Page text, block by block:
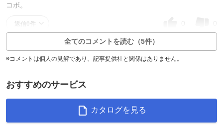
コボ。
返信0件
全てのコメントを読む（5件）
※コメントは個人の見解であり、記事提供社と関係はありません。
おすすめのサービス
カタログを見る